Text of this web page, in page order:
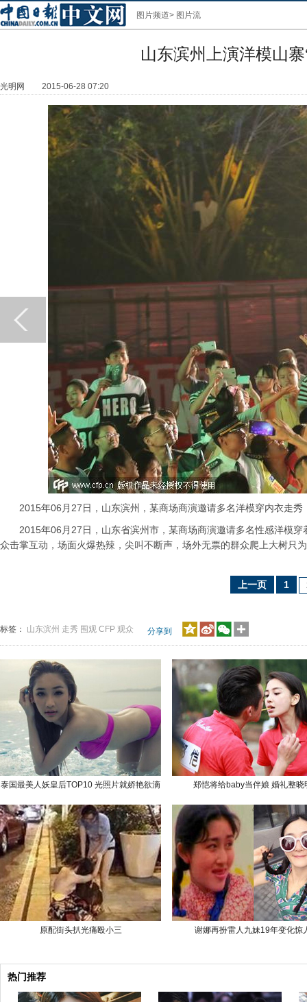
图片频道> 图片流
山东滨州上演洋模山
光明网 2015-06-28 07:20
2015年06月27日，山东滨州，某商场商演邀请多名洋模穿内衣走秀
2015年06月27日，山东省滨州市，某商场商演邀请多名性感洋模穿
众击掌互动，场面火爆热辣，尖叫不断声，场外无票的群众爬上大树只
上一页 1
标签： 山东滨州 走秀 围观 CFP 观众 分享到
泰国最美人妖皇后TOP10 光照片就娇艳欲滴
原配街头扒光痛殴小三
郑恺将给baby当伴娘 婚礼整晓
谢娜再扮雷人九妹19年变化惊
热门推荐